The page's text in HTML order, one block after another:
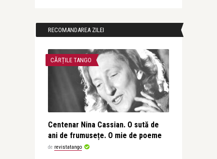
RECOMANDAREA ZILEI
CĂRȚILE TANGO
Centenar Nina Cassian. O sută de
ani de frumusețe. O mie de poeme
de revistatango